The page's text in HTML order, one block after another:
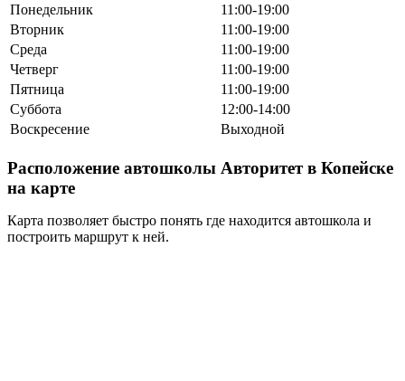
Понедельник
11:00-19:00
Вторник
11:00-19:00
Среда
11:00-19:00
Четверг
11:00-19:00
Пятница
11:00-19:00
Суббота
12:00-14:00
Воскресение
Выходной
Расположение автошколы Авторитет в Копейске
на карте
Карта позволяет быстро понять где находится автошкола и
построить маршрут к ней.